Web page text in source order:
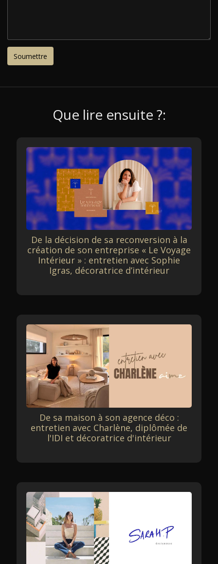
Que lire ensuite ?:
De la décision de sa reconversion à la
création de son entreprise « Le Voyage
Intérieur » : entretien avec Sophie
Igras, décoratrice d’intérieur
De sa maison à son agence déco :
entretien avec Charlène, diplômée de
l'IDI et décoratrice d'intérieur